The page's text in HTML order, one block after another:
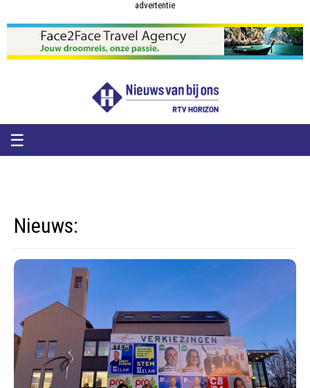
van
advertentie
☰
Nieuws: